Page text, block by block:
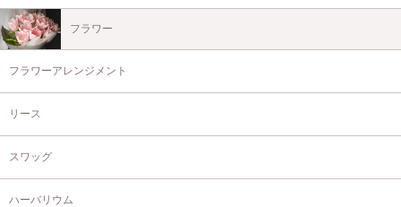
フラワー
フラワーアレンジメント
リース
スワッグ
ハーバリウム